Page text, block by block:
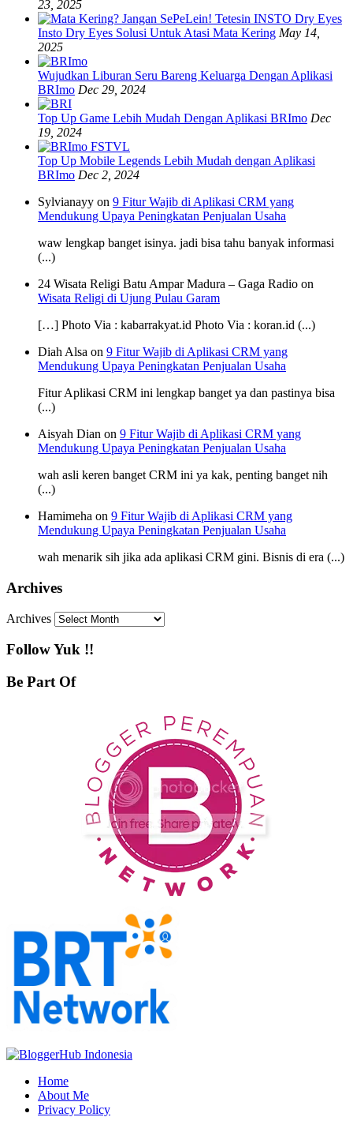
23, 2025
Insto Dry Eyes Solusi Untuk Atasi Mata Kering May 14,
2025
Wujudkan Liburan Seru Bareng Keluarga Dengan Aplikasi
BRImo Dec 29, 2024
Top Up Game Lebih Mudah Dengan Aplikasi BRImo Dec
19, 2024
Top Up Mobile Legends Lebih Mudah dengan Aplikasi
BRImo Dec 2, 2024
Sylvianayy on 9 Fitur Wajib di Aplikasi CRM yang
Mendukung Upaya Peningkatan Penjualan Usaha
waw lengkap banget isinya. jadi bisa tahu banyak informasi
(...)
24 Wisata Religi Batu Ampar Madura – Gaga Radio on
Wisata Religi di Ujung Pulau Garam
[…] Photo Via : kabarrakyat.id Photo Via : koran.id (...)
Diah Alsa on 9 Fitur Wajib di Aplikasi CRM yang
Mendukung Upaya Peningkatan Penjualan Usaha
Fitur Aplikasi CRM ini lengkap banget ya dan pastinya bisa
(...)
Aisyah Dian on 9 Fitur Wajib di Aplikasi CRM yang
Mendukung Upaya Peningkatan Penjualan Usaha
wah asli keren banget CRM ini ya kak, penting banget nih
(...)
Hamimeha on 9 Fitur Wajib di Aplikasi CRM yang
Mendukung Upaya Peningkatan Penjualan Usaha
wah menarik sih jika ada aplikasi CRM gini. Bisnis di era (...)
Archives
Archives
Follow Yuk !!
Be Part Of
Home
About Me
Privacy Policy